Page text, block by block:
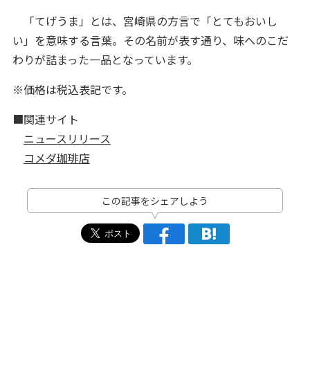
「てげうま」とは、宮崎県の方言で「とてもおいし
い」を意味する言葉。その名前が表す通り、味へのこだ
わりが詰まった一品となっています。
※価格は税込表記です。
■関連サイト
ニュースリリース
コメダ珈琲店
この記事をシェアしよう